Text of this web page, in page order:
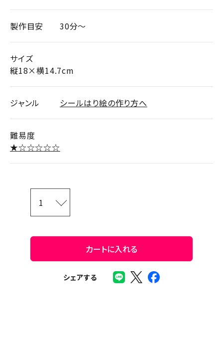
製作目安 30分～
サイズ
縦18×横14.7cm
ジャンル シールはり絵の作り方へ
難易度
★☆☆☆☆☆
カートに入れる
シェアする